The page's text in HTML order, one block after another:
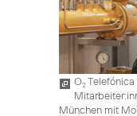
O2Telefónica
München mit